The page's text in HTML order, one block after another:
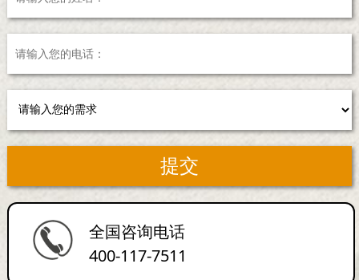
全国咨询电话
400-117-7511